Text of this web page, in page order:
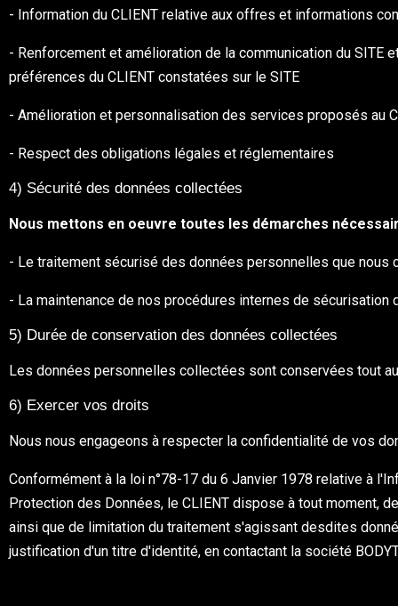
- Information du CLIENT relative aux offres et informations
- Renforcement et amélioration de la communication du
préférences du CLIENT constatées sur le SITE
- Amélioration et personnalisation des services proposés au
- Respect des obligations légales et réglementaires
4) Sécurité des données collectées
Nous mettons en oeuvre toutes les démarches
- Le traitement sécurisé des données personnelles que
- La maintenance de nos procédures internes de
5) Durée de conservation des données collectées
Les données personnelles collectées sont conservées tout
6) Exercer vos droits
Nous nous engageons à respecter la confidentialité de vos
Conformément à la loi n°78-17 du 6 Janvier 1978 relative à
Protection des Données, le CLIENT dispose à tout
ainsi que de limitation du traitement s'agissant desdites
justification d'un titre d'identité, en contactant la société